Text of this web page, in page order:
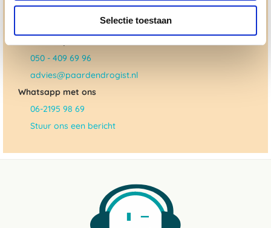
Selectie toestaan
dat checken we ook.
050 - 409 69 96
advies@paardendrogist.nl
Whatsapp met ons
06-2195 98 69
Stuur ons een bericht